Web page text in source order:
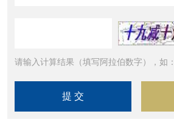
请输入计算结果（填写阿拉伯数字），如